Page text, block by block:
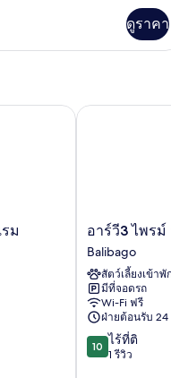
ดูราคา
ม
อาร์
วี3
ไพ
รม์
อ
พาร์
เทล
Balibago
อาร์วี3 ไพรม์
Balibago
สัตว์เลี้ยงเข้าพั
มีที่จอดรถ
Wi-Fi ฟรี
ฝ่ายต้อนรับ 24
10.0
จาก
10 ไร้ที่ติ
1 รีวิว
อาร์วี3 ไพรม์ อ